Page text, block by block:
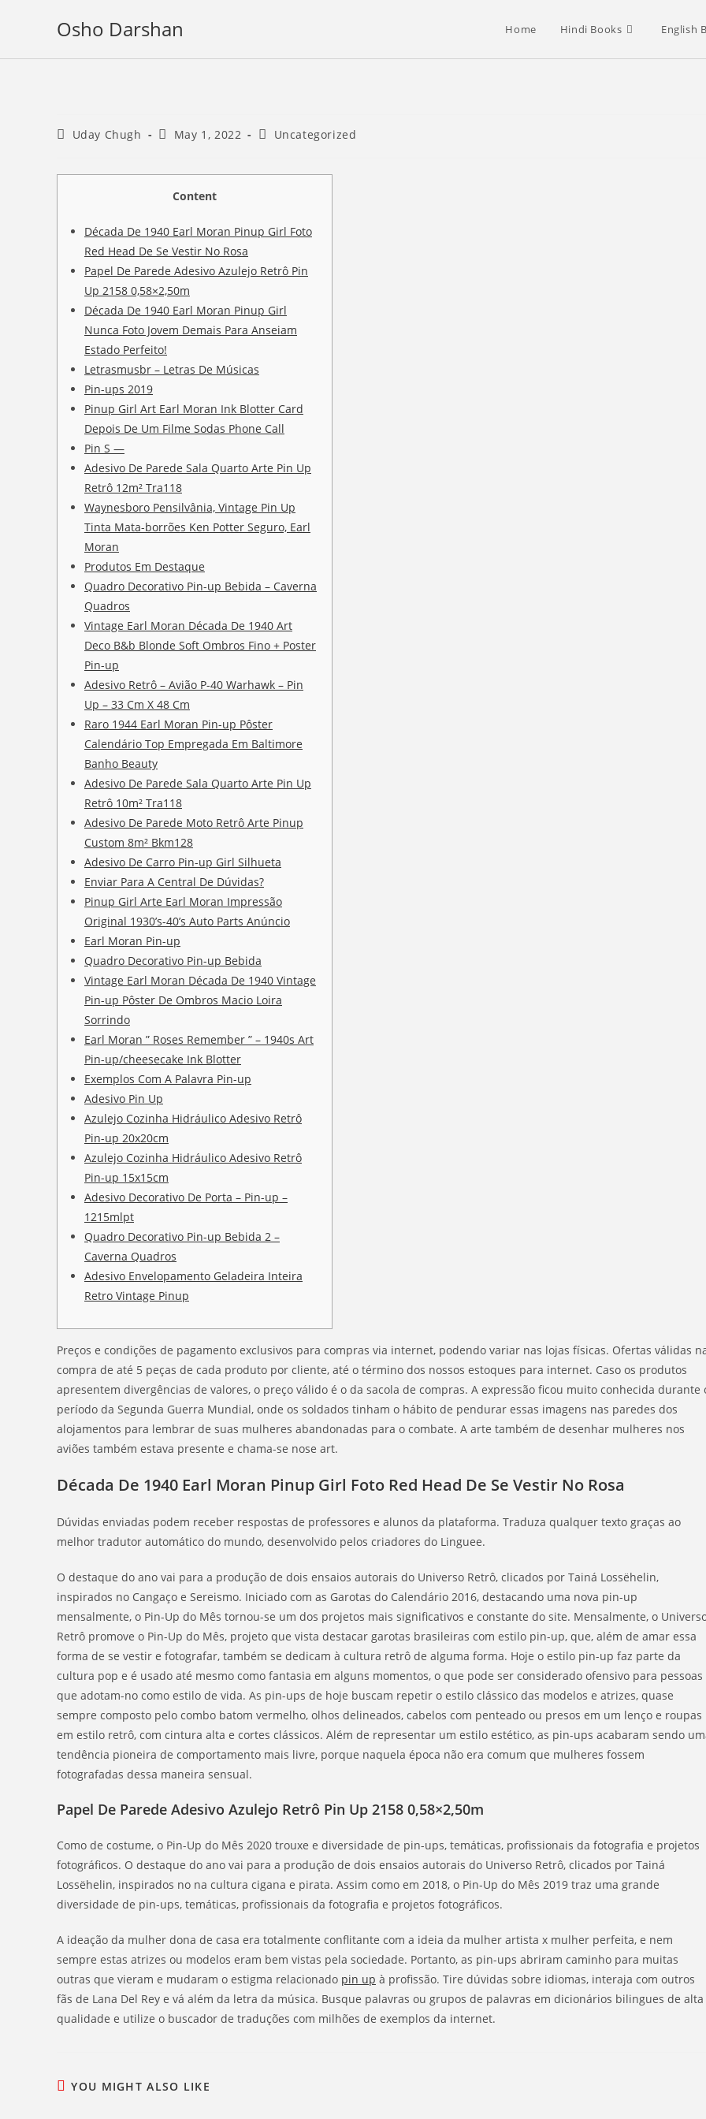
Osho Darshan Home Hindi Books English
PostUday Chugh
PostMay 1, 2022
PostUncategorized
Content
Década De 1940 Earl Moran Pinup Girl Foto
Red Head De Se Vestir No Rosa
Papel De Parede Adesivo Azulejo Retrô Pin
Up 2158 0,58×2,50m
Década De 1940 Earl Moran Pinup Girl
Nunca Foto Jovem Demais Para Anseiam
Estado Perfeito!
Letrasmusbr – Letras De Músicas
Pin-ups 2019
Pinup Girl Art Earl Moran Ink Blotter Card
Depois De Um Filme Sodas Phone Call
Pin S —
Adesivo De Parede Sala Quarto Arte Pin Up
Retrô 12m² Tra118
Waynesboro Pensilvânia, Vintage Pin Up
Tinta Mata-borrões Ken Potter Seguro, Earl
Moran
Produtos Em Destaque
Quadro Decorativo Pin-up Bebida – Caverna
Quadros
Vintage Earl Moran Década De 1940 Art
Deco B&b Blonde Soft Ombros Fino + Poster
Pin-up
Adesivo Retrô – Avião P-40 Warhawk – Pin
Up – 33 Cm X 48 Cm
Raro 1944 Earl Moran Pin-up Pôster
Calendário Top Empregada Em Baltimore
Banho Beauty
Adesivo De Parede Sala Quarto Arte Pin Up
Retrô 10m² Tra118
Adesivo De Parede Moto Retrô Arte Pinup
Custom 8m² Bkm128
Adesivo De Carro Pin-up Girl Silhueta
Enviar Para A Central De Dúvidas?
Pinup Girl Arte Earl Moran Impressão
Original 1930’s-40’s Auto Parts Anúncio
Earl Moran Pin-up
Quadro Decorativo Pin-up Bebida
Vintage Earl Moran Década De 1940 Vintage
Pin-up Pôster De Ombros Macio Loira
Sorrindo
Earl Moran ” Roses Remember ” – 1940s Art
Pin-up/cheesecake Ink Blotter
Exemplos Com A Palavra Pin-up
Adesivo Pin Up
Azulejo Cozinha Hidráulico Adesivo Retrô
Pin-up 20x20cm
Azulejo Cozinha Hidráulico Adesivo Retrô
Pin-up 15x15cm
Adesivo Decorativo De Porta – Pin-up –
1215mlpt
Quadro Decorativo Pin-up Bebida 2 –
Caverna Quadros
Adesivo Envelopamento Geladeira Inteira
Retro Vintage Pinup
Preços e condições de pagamento exclusivos para compras via internet, podendo variar nas lojas físicas. Ofertas válidas
compra de até 5 peças de cada produto por cliente, até o término dos nossos estoques para internet. Caso os produtos
apresentem divergências de valores, o preço válido é o da sacola de compras. A expressão ficou muito conhecida durante
período da Segunda Guerra Mundial, onde os soldados tinham o hábito de pendurar essas imagens nas paredes dos
alojamentos para lembrar de suas mulheres abandonadas para o combate. A arte também de desenhar mulheres nos
aviões também estava presente e chama-se nose art.
Década De 1940 Earl Moran Pinup Girl Foto Red Head De Se Vestir No Rosa
Dúvidas enviadas podem receber respostas de professores e alunos da plataforma. Traduza qualquer texto graças ao
melhor tradutor automático do mundo, desenvolvido pelos criadores do Linguee.
O destaque do ano vai para a produção de dois ensaios autorais do Universo Retrô, clicados por Tainá Lossëhelin,
inspirados no Cangaço e Sereismo. Iniciado com as Garotas do Calendário 2016, destacando uma nova pin-up
mensalmente, o Pin-Up do Mês tornou-se um dos projetos mais significativos e constante do site. Mensalmente, o
Retrô promove o Pin-Up do Mês, projeto que vista destacar garotas brasileiras com estilo pin-up, que, além de amar essa
forma de se vestir e fotografar, também se dedicam à cultura retrô de alguma forma. Hoje o estilo pin-up faz parte da
cultura pop e é usado até mesmo como fantasia em alguns momentos, o que pode ser considerado ofensivo para pessoas
que adotam-no como estilo de vida. As pin-ups de hoje buscam repetir o estilo clássico das modelos e atrizes, quase
sempre composto pelo combo batom vermelho, olhos delineados, cabelos com penteado ou presos em um lenço e roupas
em estilo retrô, com cintura alta e cortes clássicos. Além de representar um estilo estético, as pin-ups acabaram sendo
tendência pioneira de comportamento mais livre, porque naquela época não era comum que mulheres fossem
fotografadas dessa maneira sensual.
Papel De Parede Adesivo Azulejo Retrô Pin Up 2158 0,58×2,50m
Como de costume, o Pin-Up do Mês 2020 trouxe e diversidade de pin-ups, temáticas, profissionais da fotografia e projetos
fotográficos. O destaque do ano vai para a produção de dois ensaios autorais do Universo Retrô, clicados por Tainá
Lossëhelin, inspirados no na cultura cigana e pirata. Assim como em 2018, o Pin-Up do Mês 2019 traz uma grande
diversidade de pin-ups, temáticas, profissionais da fotografia e projetos fotográficos.
A ideação da mulher dona de casa era totalmente conflitante com a ideia da mulher artista x mulher perfeita, e nem
sempre estas atrizes ou modelos eram bem vistas pela sociedade. Portanto, as pin-ups abriram caminho para muitas
outras que vieram e mudaram o estigma relacionado pin up à profissão. Tire dúvidas sobre idiomas, interaja com outros
fãs de Lana Del Rey e vá além da letra da música. Busque palavras ou grupos de palavras em dicionários bilingues de alta
qualidade e utilize o buscador de traduções com milhões de exemplos da internet.
YOU MIGHT ALSO LIKE